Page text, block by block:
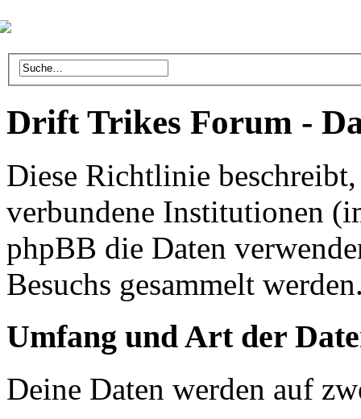
Drift Trikes Forum -
Diese Richtlinie
verbundene Institutionen
phpBB die Daten
Besuchs gesammelt
Umfang und Art der
Deine Daten werden auf